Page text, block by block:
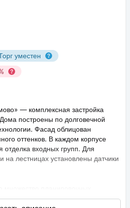
уместен
— комплексная застройка
построены по долговечной
Фасад облицован
оттенков. В каждом корпусе
отделка входных групп. Для
на лестницах установлены датчики
как классического типа, так и